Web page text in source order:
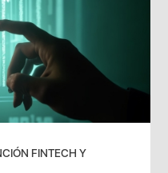
FINTECH Y